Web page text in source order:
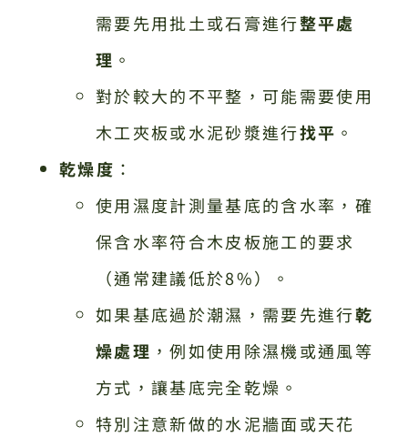
需要先用批土或石膏進行整平處
理 。
對於較大的不平整，可能需要使用
木工夾板或水泥砂漿進行找平 。
乾燥度 ：
使用濕度計測量基底的含水率，確
保含水率符合木皮板施工的要求
（通常建議低於8%）。
如果基底過於潮濕，需要先進行乾
燥處理 ，例如使用除濕機或通風等
方式，讓基底完全乾燥。
特別注意新做的水泥牆面或天花